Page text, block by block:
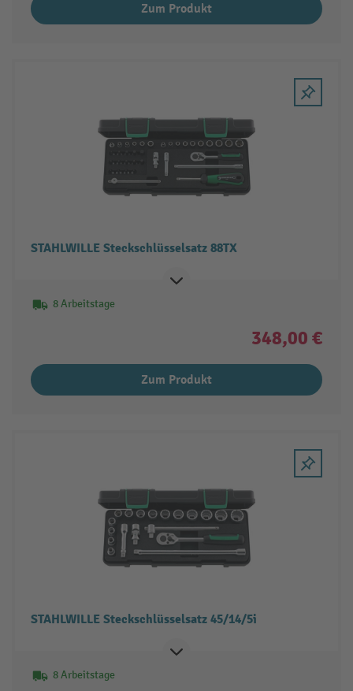
Zum Produkt
STAHLWILLE Steckschlüsselsatz 88TX
8 Arbeitstage
348,00 €
Zum Produkt
STAHLWILLE Steckschlüsselsatz 45/14/5i
8 Arbeitstage